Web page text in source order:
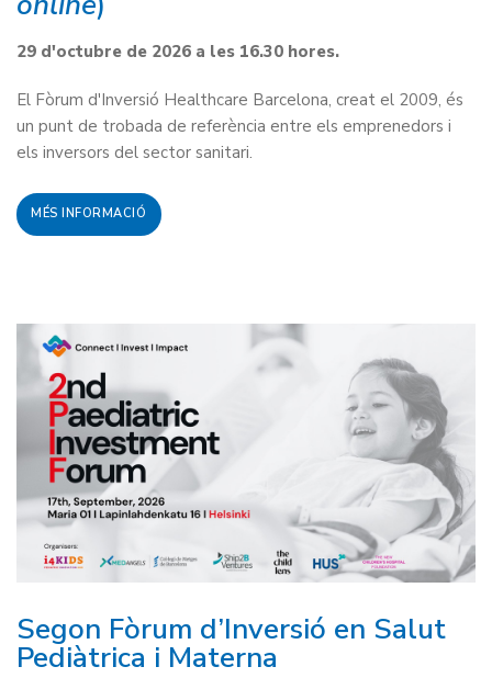
29 d'octubre de 2026 a les 16.30 hores.
El Fòrum d'Inversió Healthcare Barcelona, creat el 2009, és
un punt de trobada de referència entre els emprenedors i
els inversors del sector sanitari.
MÉS INFORMACIÓ
Segon Fòrum d’Inversió en Salut
Pediàtrica i Materna